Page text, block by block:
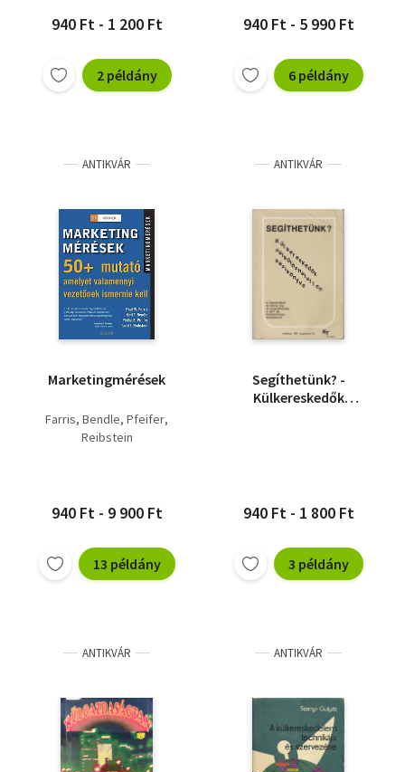
940 Ft - 1 200 Ft
2 példány
940 Ft - 5 990 Ft
6 példány
ANTIKVÁR
Marketingmérések
Farris Bendle Pfeifer
Reibstein
940 Ft - 9 900 Ft
13 példány
ANTIKVÁR
Segíthetünk? -
Külkereskedők
940 Ft - 1 800 Ft
3 példány
ANTIKVÁR ANTIKVÁR